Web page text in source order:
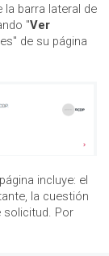
la barra lateral de
"Ver
de su página
incluye: el
la cuestión
solicitud. Por